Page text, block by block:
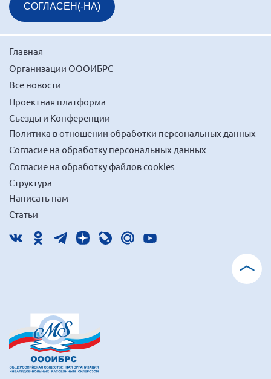
СОГЛАСЕН(-НА)
Главная
Организации ОООИБРС
Все новости
Проектная платформа
Съезды и Конференции
Политика в отношении обработки персональных данных
Согласие на обработку персональных данных
Согласие на обработку файлов cookies
Структура
Написать нам
Статьи